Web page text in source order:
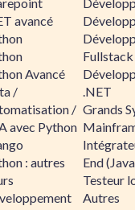
avancé
Avancé
/
/
avec Python
: autres
Fullstack
.NET
Grands
End
Testeur
Autres